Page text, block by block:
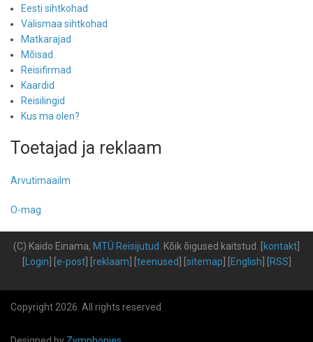
Eesti sihtkohad
Välismaa sihtkohad
Matkarajad
Mõisad
Reisifirmad
Kaardid
Reisilingid
Kus ma olen?
Toetajad ja reklaam
Arvutimaailm
O-mag
(C) Kaido Einama, MTÜ Reisijutud Kõik õigused kaitstud kontakt
Login e-post] [ reklaam teenused sitemap English RSS
Copyright 2026. All rights reserved